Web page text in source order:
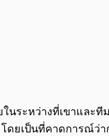
ระหว่างที่เขาและที
ดยเป็นที่คาดการณ์ว่า